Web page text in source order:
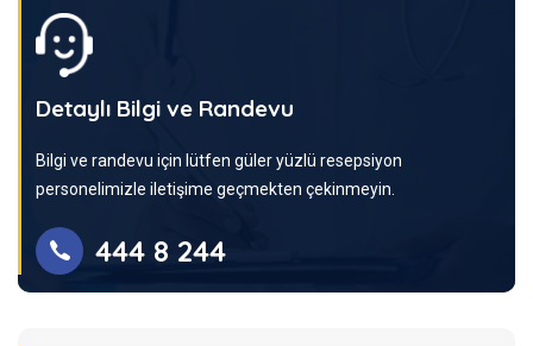
Detaylı Bilgi ve Randevu
Bilgi ve randevu için lütfen güler yüzlü resepsiyon
personelimizle iletişime geçmekten çekinmeyin.
444 8 244